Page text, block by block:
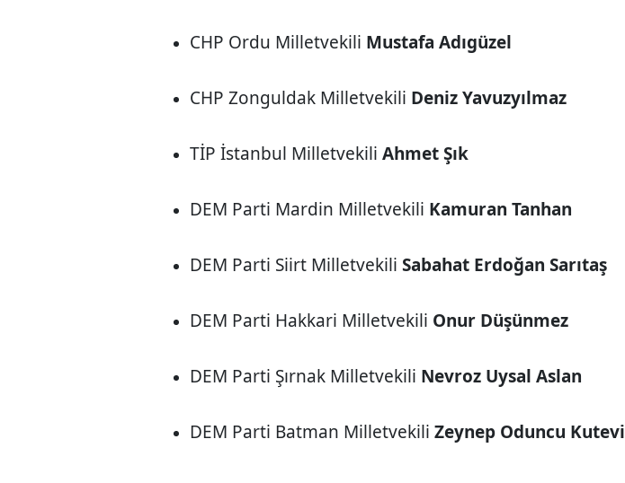
CHP Ordu Milletvekili Mustafa Adıgüzel
CHP Zonguldak Milletvekili Deniz Yavuzyılmaz
TİP İstanbul MilletvekiliAhmet Şık
DEM Parti Mardin Milletvekili Kamuran Tanhan
DEM Parti Siirt MilletvekiliSabahat Erdoğan Sarıtaş
DEM Parti Hakkari Milletvekili Onur Düşünmez
DEM Parti Şırnak Milletvekili Nevroz Uysal Aslan
DEM Parti Batman MilletvekiliZeynep Oduncu Kutevi